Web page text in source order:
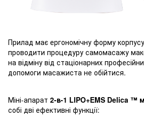
Прилад має ергономічну форму
проводити процедуру самомасажу
на відміну від стаціонарних
допомоги масажиста не обійтися.
Міні-апарат 2-в-1 LIPO+EMS Delica ™
собі дві ефективні функції: